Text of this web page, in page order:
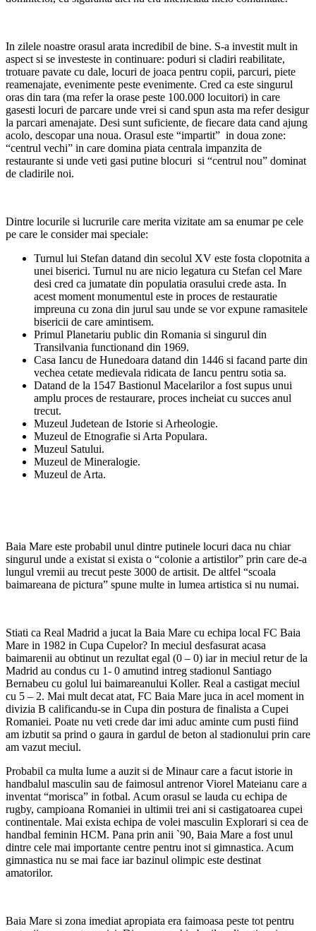
In zilele noastre orasul arata incredibil de bine. S-a investit mult in
aspect si se investeste in continuare: poduri si cladiri reabilitate,
trotuare pavate cu dale, locuri de joaca pentru copii, parcuri, piete
reamenajate, evenimente peste evenimente. Cred ca este singurul
oras din tara (ma refer la orase peste 100.000 locuitori) in care
gasesti locuri de parcare unde vrei si cand spun asta ma refer desigur
la parcari amenajate. Desi sunt suficiente, de fiecare data cand ajung
acolo, descopar una noua. Orasul este “impartit” in doua zone:
“centrul vechi” in care domina piata centrala impanzita de
restaurante si unde veti gasi putine blocuri si “centrul nou” dominat
de cladirile noi.
Dintre locurile si lucrurile care merita vizitate am sa enumar pe cele
pe care le consider mai speciale:
Turnul lui Stefan datand din secolul XV este fosta clopotnita a
unei biserici. Turnul nu are nicio legatura cu Stefan cel Mare
desi cred ca jumatate din populatia orasului crede asta. In
acest moment monumentul este in proces de restauratie
impreuna cu zona din jurul sau unde se vor expune ramasitele
bisericii de care amintisem.
Primul Planetariu public din Romania si singurul din
Transilvania functionand din 1969.
Casa Iancu de Hunedoara datand din 1446 si facand parte din
vechea cetate medievala ridicata de Iancu pentru sotia sa.
Datand de la 1547 Bastionul Macelarilor a fost supus unui
amplu proces de restaurare, proces incheiat cu succes anul
trecut.
Muzeul Judetean de Istorie si Arheologie.
Muzeul de Etnografie si Arta Populara.
Muzeul Satului.
Muzeul de Mineralogie.
Muzeul de Arta.
Baia Mare este probabil unul dintre putinele locuri daca nu chiar
singurul unde a existat si exista o “colonie a artistilor” prin care de-a
lungul vremii au trecut peste 3000 de artisit. De altfel “scoala
baimareana de pictura” spune multe in lumea artistica si nu numai.
Stiati ca Real Madrid a jucat la Baia Mare cu echipa local FC Baia
Mare in 1982 in Cupa Cupelor? In meciul desfasurat acasa
baimarenii au obtinut un rezultat egal (0 – 0) iar in meciul retur de la
Madrid au condus cu 1- 0 amutind intreg stadionul Santiago
Bernabeu cu golul lui baimareanului Koller. Real a castigat meciul
cu 5 – 2. Mai mult decat atat, FC Baia Mare juca in acel moment in
divizia B calificandu-se in Cupa din postura de finalista a Cupei
Romaniei. Poate nu veti crede dar imi aduc aminte cum pusti fiind
am izbutit sa prind o gaura in gardul de beton al stadionului prin care
am vazut meciul.
Probabil ca multa lume a auzit si de Minaur care a facut istorie in
handbalul masculin sau de faimosul antrenor Viorel Mateianu care a
inventat “morisca” in fotbal. Acum orasul se lauda cu echipa de
rugby, campioana Romaniei in ultimii trei ani si castigatoarea cupei
continentale. Mai exista echipa de volei masculin Explorari si cea de
handbal feminin HCM. Pana prin anii `90, Baia Mare a fost unul
dintre cele mai importante centre pentru inot si gimnastica. Acum
gimnastica nu se mai face iar bazinul olimpic este destinat
amatorilor.
Baia Mare si zona imediat apropiata era faimoasa peste tot pentru